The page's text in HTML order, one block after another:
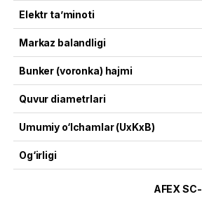
Elektr ta’minoti
Markaz balandligi
Bunker (voronka) hajmi
Quvur diametrlari
Umumiy o‘lchamlar (UxKxB)
Og‘irligi
AFEX